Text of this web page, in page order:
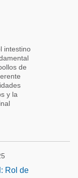
intestino
de
y la
Rol de